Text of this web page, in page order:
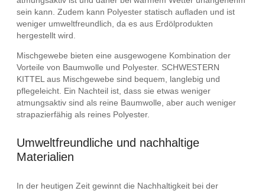
sein kann. Zudem kann Polyester statisch aufladen und ist
weniger umweltfreundlich, da es aus Erdölprodukten
hergestellt wird.
Mischgewebe bieten eine ausgewogene Kombination der
Vorteile von Baumwolle und Polyester. SCHWESTERN
KITTEL aus Mischgewebe sind bequem, langlebig und
pflegeleicht. Ein Nachteil ist, dass sie etwas weniger
atmungsaktiv sind als reine Baumwolle, aber auch weniger
strapazierfähig als reines Polyester.
Umweltfreundliche und nachhaltige
Materialien
In der heutigen Zeit gewinnt die Nachhaltigkeit bei der